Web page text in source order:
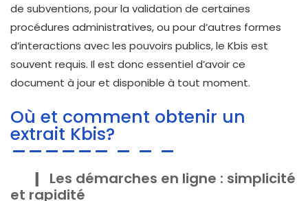
de subventions, pour la validation de certaines
procédures administratives, ou pour d’autres formes
d’interactions avec les pouvoirs publics, le Kbis est
souvent requis. Il est donc essentiel d’avoir ce
document à jour et disponible à tout moment.
Où et comment obtenir un
extrait Kbis?
Les démarches en ligne : simplicité
et rapidité